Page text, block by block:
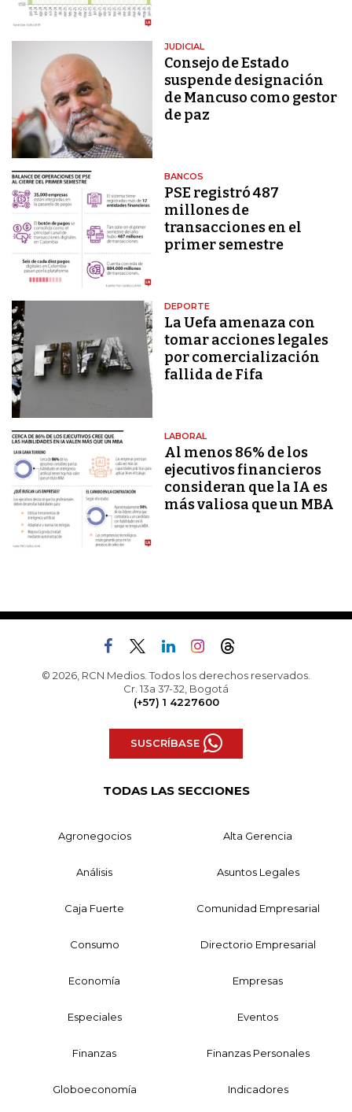
JUDICIAL
Consejo de Estado
suspende designación
de Mancuso como gestor
de paz
BANCOS
PSE registró 487
millones de
transacciones en el
primer semestre
DEPORTE
La Uefa amenaza con
tomar acciones legales
por comercialización
fallida de Fifa
LABORAL
Al menos 86% de los
ejecutivos financieros
consideran que la IA es
más valiosa que un MBA
© 2026, RCN Medios. Todos los derechos reservados.
Cr. 13a 37-32, Bogotá
(+57) 1 4227600
SUSCRÍBASE
TODAS LAS SECCIONES
Agronegocios Alta Gerencia
Análisis Asuntos Legales
Caja Fuerte Comunidad Empresarial
Consumo Directorio Empresarial
Economía Empresas
Especiales Eventos
Finanzas Finanzas Personales
Globoeconomía Indicadores